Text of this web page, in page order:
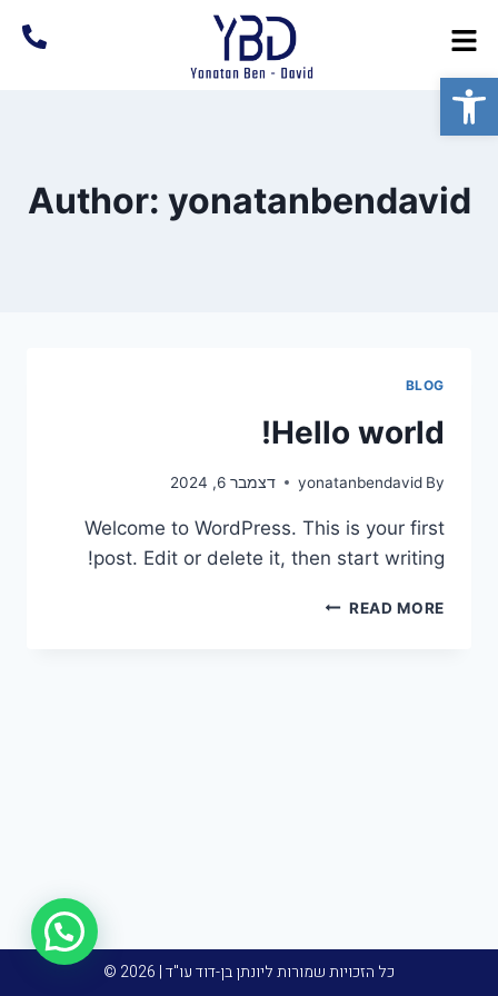
פתח סרגל נגישות
Author: yonatanbendavid
BLOG
Hello world!
By
yonatanbendavid דצמבר 6, 2024
Welcome to WordPress. This is your first
post. Edit or delete it, then start writing!
READ MORE
כל הזכויות שמורות ליונתן בן-דוד עו"ד | 2026 ©